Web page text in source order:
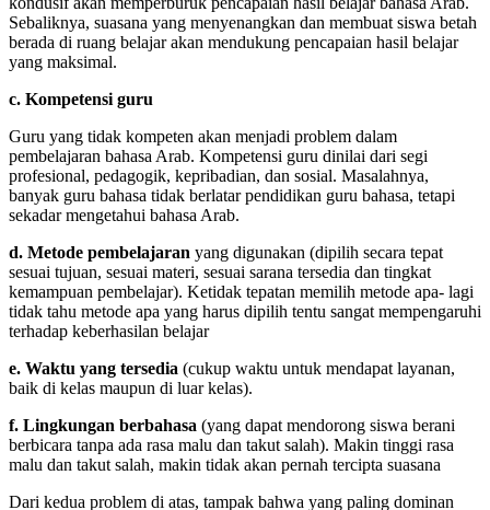
Sebaliknya, suasana yang menyenangkan dan membuat siswa betah
berada di ruang belajar akan mendukung pencapaian hasil belajar
yang maksimal.
c. Kompetensi guru
Guru yang tidak kompeten akan menjadi problem dalam
pembelajaran bahasa Arab. Kompetensi guru dinilai dari segi
profesional, pedagogik, kepribadian, dan sosial. Masalahnya,
banyak guru bahasa tidak berlatar pendidikan guru bahasa, tetapi
sekadar mengetahui bahasa Arab.
d. Metode pembelajaran yang digunakan (dipilih secara tepat
sesuai tujuan, sesuai materi, sesuai sarana tersedia dan tingkat
kemampuan pembelajar). Ketidak tepatan memilih metode apa- lagi
tidak tahu metode apa yang harus dipilih tentu sangat mempengaruhi
terhadap keberhasilan belajar
e. Waktu yang tersedia (cukup waktu untuk mendapat layanan,
baik di kelas maupun di luar kelas).
f. Lingkungan berbahasa (yang dapat mendorong siswa berani
berbicara tanpa ada rasa malu dan takut salah). Makin tinggi rasa
malu dan takut salah, makin tidak akan pernah tercipta suasana
Dari kedua problem di atas, tampak bahwa yang paling dominan